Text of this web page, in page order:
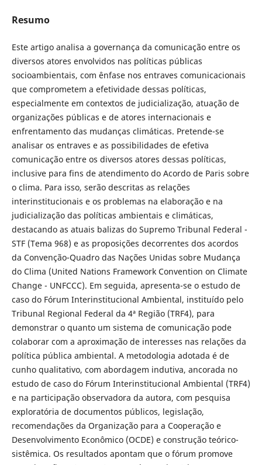
Resumo
Este artigo analisa a governança da comunicação entre os
diversos atores envolvidos nas políticas públicas
socioambientais, com ênfase nos entraves comunicacionais
que comprometem a efetividade dessas políticas,
especialmente em contextos de judicialização, atuação de
organizações públicas e de atores internacionais e
enfrentamento das mudanças climáticas. Pretende-se
analisar os entraves e as possibilidades de efetiva
comunicação entre os diversos atores dessas políticas,
inclusive para fins de atendimento do Acordo de Paris sobre
o clima. Para isso, serão descritas as relações
interinstitucionais e os problemas na elaboração e na
judicialização das políticas ambientais e climáticas,
destacando as atuais balizas do Supremo Tribunal Federal -
STF (Tema 968) e as proposições decorrentes dos acordos
da Convenção-Quadro das Nações Unidas sobre Mudança
do Clima (United Nations Framework Convention on Climate
Change - UNFCCC). Em seguida, apresenta-se o estudo de
caso do Fórum Interinstitucional Ambiental, instituído pelo
Tribunal Regional Federal da 4ª Região (TRF4), para
demonstrar o quanto um sistema de comunicação pode
colaborar com a aproximação de interesses nas relações da
política pública ambiental. A metodologia adotada é de
cunho qualitativo, com abordagem indutiva, ancorada no
estudo de caso do Fórum Interinstitucional Ambiental (TRF4)
e na participação observadora da autora, com pesquisa
exploratória de documentos públicos, legislação,
recomendações da Organização para a Cooperação e
Desenvolvimento Econômico (OCDE) e construção teórico-
sistêmica. Os resultados apontam que o fórum promove